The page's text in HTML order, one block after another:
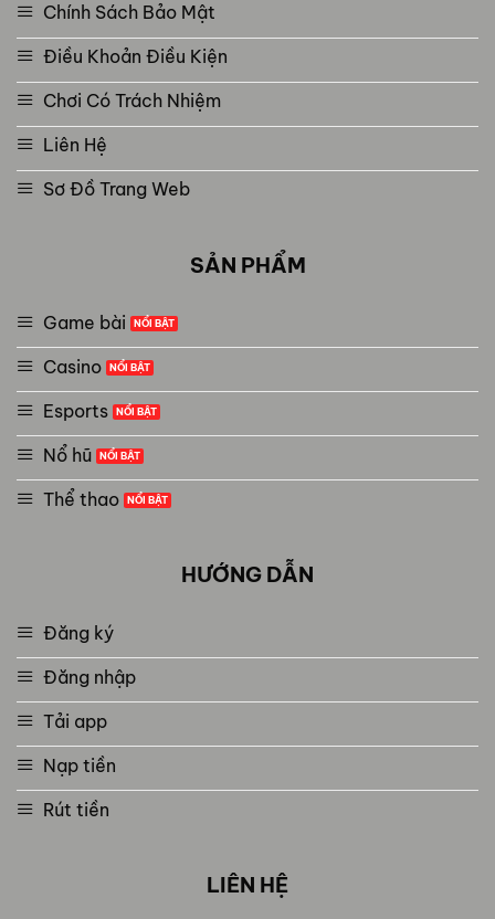
Chính Sách Bảo Mật
Điều Khoản Điều Kiện
Chơi Có Trách Nhiệm
Liên Hệ
Sơ Đồ Trang Web
SẢN PHẨM
Game bài
Casino
Esports
Nổ hũ
Thể thao
HƯỚNG DẪN
Đăng ký
Đăng nhập
Tải app
Nạp tiền
Rút tiền
LIÊN HỆ